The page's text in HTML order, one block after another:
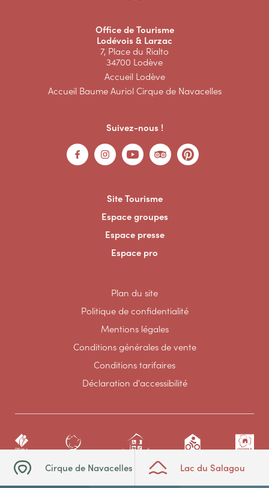
Cirque de Navacelles Lac du Salagou
Office de Tourisme
Lodévois & Larzac
7, Place du Rialto
34700 Lodève
Accueil Lodève
Accueil Baume Auriol Cirque de Navacelles
Suivez-nous !
Site Tourisme
Espace groupes
Espace presse
Espace pro
Plan du site
Politique de confidentialité
Mentions légales
Conditions générales de vente
Conditions tarifaires
Déclaration d'accessibilité